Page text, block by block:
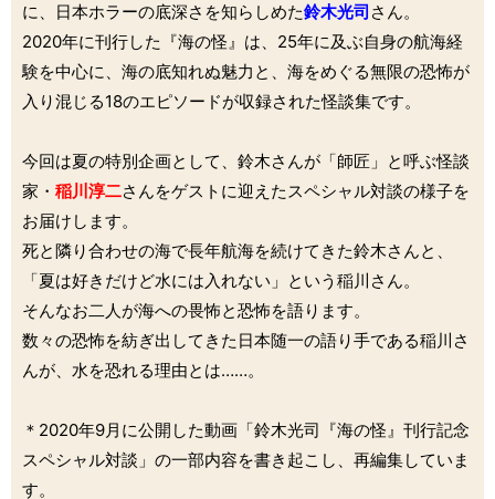
に、日本ホラーの底深さを知らしめた鈴木光司 さん。
2020年に刊行した『海の怪』は、25年に及ぶ自身の航海経
験を中心に、海の底知れぬ魅力と、海をめぐる無限の恐怖が
入り混じる18のエピソードが収録された怪談集です。
今回は夏の特別企画として、鈴木さんが「師匠」と呼ぶ怪談
家・ 稲川淳二さんをゲストに迎えたスペシャル対談の様子を
お届けします。
死と隣り合わせの海で長年航海を続けてきた鈴木さんと、
「夏は好きだけど水には入れない」という稲川さん。
そんなお二人が海への畏怖と恐怖を語ります。
数々の恐怖を紡ぎ出してきた日本随一の語り手である稲川さ
んが、水を恐れる理由とは……。
＊2020年9月に公開した動画「鈴木光司『海の怪』刊行記念
スペシャル対談」の一部内容を書き起こし、再編集していま
す。